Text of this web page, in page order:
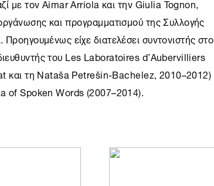
και προγραμματισμού της Συλλογής
είχε διατελέσει συντονιστής στο
του Les Laboratoires d’Aubervilliers
και τη Nataša Petrešin-Bachelez, 2010–2012)
of Spoken Words (2007–2014).